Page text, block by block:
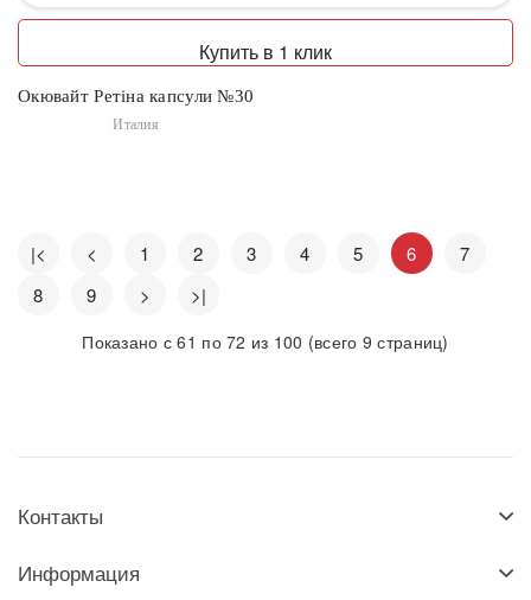
Купить в 1 клик
Окювайт Ретіна капсули №30
Италия
|< < 1 2 3 4 5 6
7
8
9 > >|
Показано с 61 по 72 из 100 (всего 9 страниц)
Контакты
Информация